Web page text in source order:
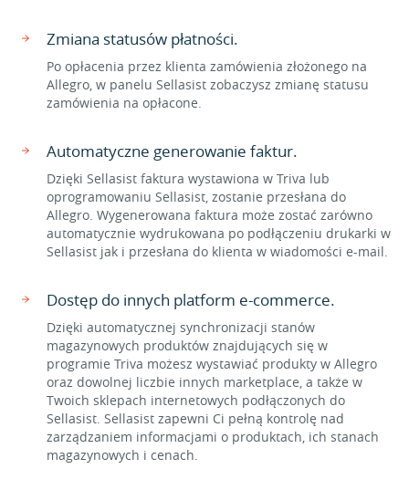
Zmiana statusów płatności.
Po opłacenia przez klienta zamówienia złożonego na
Allegro, w panelu Sellasist zobaczysz zmianę statusu
zamówienia na opłacone.
Automatyczne generowanie faktur.
Dzięki Sellasist faktura wystawiona w Triva lub
oprogramowaniu Sellasist, zostanie przesłana do
Allegro. Wygenerowana faktura może zostać zarówno
automatycznie wydrukowana po podłączeniu drukarki w
Sellasist jak i przesłana do klienta w wiadomości e-mail.
Dostęp do innych platform e-commerce.
Dzięki automatycznej synchronizacji stanów
magazynowych produktów znajdujących się w
programie Triva możesz wystawiać produkty w Allegro
oraz dowolnej liczbie innych marketplace, a także w
Twoich sklepach internetowych podłączonych do
Sellasist. Sellasist zapewni Ci pełną kontrolę nad
zarządzaniem informacjami o produktach, ich stanach
magazynowych i cenach.